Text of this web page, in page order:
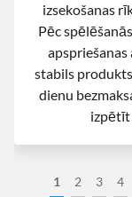
1 2 3 4
izsekošanas
Pēc
apspriešanas
stabils
dienu
izpētīt